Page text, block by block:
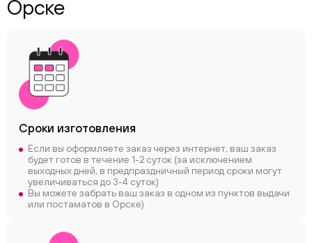
Орске
Сроки изготовления
Если вы оформляете заказ через интернет, ваш заказ
будет готов в течение 1-2 суток (за исключением
выходных дней, в предпраздничный период сроки могут
увеличиваться до 3-4 суток)
Вы можете забрать ваш заказ в одном из пунктов выдачи
или постаматов в Орске)